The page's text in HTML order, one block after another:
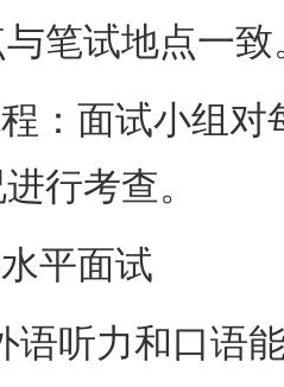
笔试地点一致
：面试小组
行考查。
平面试
语听力和口语